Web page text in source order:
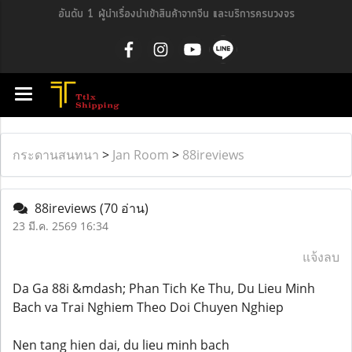
อันดับ 1 ผู้นำเรื่องนำเข้าสินค้าจากจีน และบริการครบวงจร
กระดานสนทนา > Jan Room > 88ireviews
88ireviews (70 อ่าน)
23 มี.ค. 2569 16:34
แจ้งลบ
Da Ga 88i &mdash; Phan Tich Ke Thu, Du Lieu Minh
Bach va Trai Nghiem Theo Doi Chuyen Nghiep
Nen tang hien dai, du lieu minh bach